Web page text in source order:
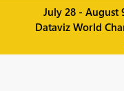
July 28 - August
Dataviz World